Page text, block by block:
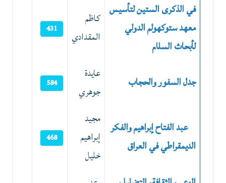
في الذكرى الستين لتأسيس
معهد ستوكهولم الدولي
لأبحاث السلام
كاظم
المقدادي
431
جدل السفور والحجاب
عايدة
جوهري
584
عبد الفتاح إبراهيم والفكر
الديمقراطي في العراق
مجيد
إبراهيم
خليل
468